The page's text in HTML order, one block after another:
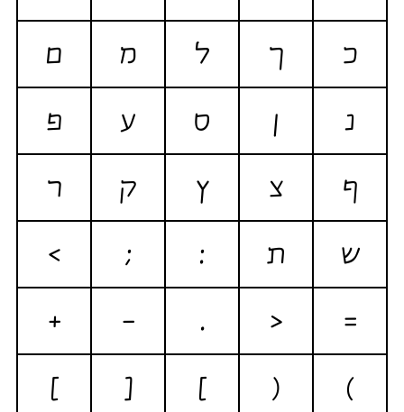
כ
ך ל מ
ם
נ
ן ס ע
פ
ף
צ ץ ק
ר
ש
ת :
;
>
=
<
.
-
+
)
(
]
[
}